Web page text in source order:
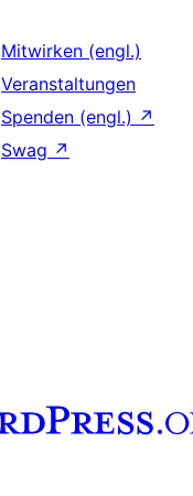
Mitwirken (engl.)
Veranstaltungen
Spenden (engl.) ↗
Swag ↗